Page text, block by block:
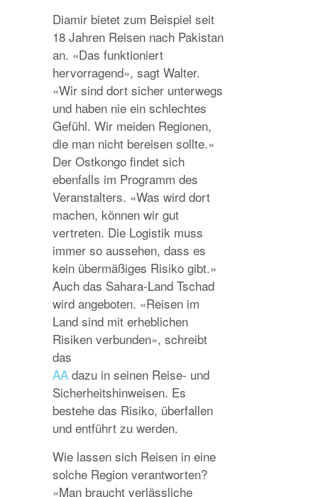
Diamir bietet zum Beispiel seit
18 Jahren Reisen nach Pakistan
an. «Das funktioniert
hervorragend», sagt Walter.
«Wir sind dort sicher unterwegs
und haben nie ein schlechtes
Gefühl. Wir meiden Regionen,
die man nicht bereisen sollte.»
Der Ostkongo findet sich
ebenfalls im Programm des
Veranstalters. «Was wird dort
machen, können wir gut
vertreten. Die Logistik muss
immer so aussehen, dass es
kein übermäßiges Risiko gibt.»
Auch das Sahara-Land Tschad
wird angeboten. «Reisen im
Land sind mit erheblichen
Risiken verbunden», schreibt
das
AA dazu in seinen Reise- und
Sicherheitshinweisen. Es
bestehe das Risiko, überfallen
und entführt zu werden.
Wie lassen sich Reisen in eine
solche Region verantworten?
«Man braucht verlässliche